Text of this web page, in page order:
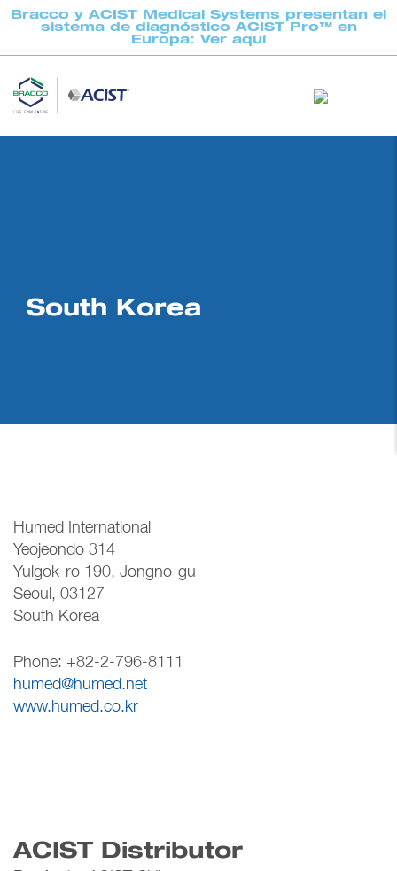
Bracco y ACIST Medical Systems presentan el
sistema de diagnóstico ACIST Pro™ en
Europa: Ver aquí
South Korea
Humed International
Yeojeondo 314
Yulgok-ro 190, Jongno-gu
Seoul, 03127
South Korea
Phone: +82-2-796-8111
humed@humed.net
www.humed.co.kr
ACIST Distributor